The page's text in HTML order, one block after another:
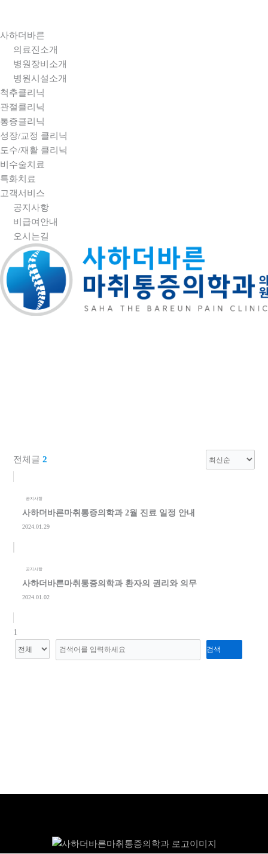
사하더바른
의료진소개
병원장비소개
병원시설소개
척추클리닉
관절클리닉
통증클리닉
성장/교정 클리닉
도수/재활 클리닉
비수술치료
특화치료
고객서비스
공지사항
비급여안내
오시는길
전체글2
공지사항
사하더바른마취통증의학과 2월 진료 일정 안내
2024.01.29
공지사항
사하더바른마취통증의학과 환자의 권리와 의무
2024.01.02
1
검색